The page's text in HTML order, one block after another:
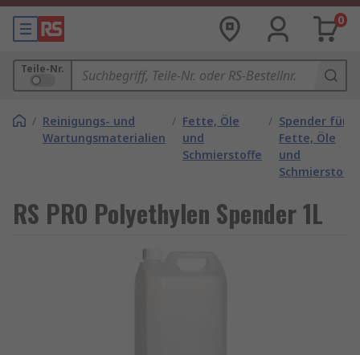
0
Teile-Nr.
/ Reinigungs- und
Wartungsmaterialien
/ Fette, Öle
und
Schmierstoffe
/ Spender für
Fette, Öle
und
Schmierstoffe
RS PRO Polyethylen Spender 1L